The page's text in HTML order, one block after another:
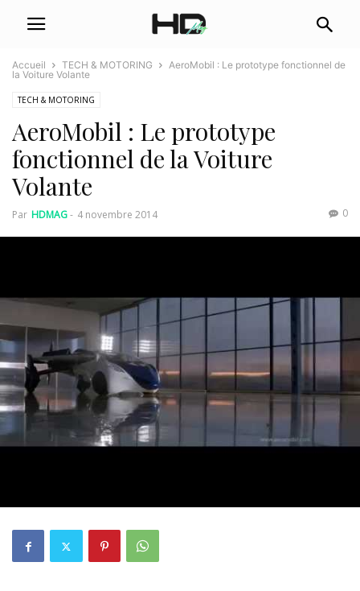
Accueil TECH & MOTORING
AeroMobil : Le prototype fonctionnel de
la Voiture Volante
TECH & MOTORING
AeroMobil : Le prototype
fonctionnel de la Voiture
Volante
Par HDMAG- 4 novembre 2014 0